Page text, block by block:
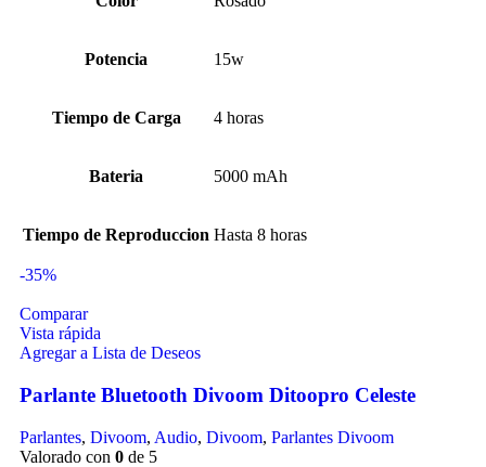
Potencia 15w
Tiempo de Carga 4 horas
Bateria 5000 mAh
Tiempo de Reproduccion Hasta 8 horas
-35%
Comparar
Vista rápida
Agregar a Lista de Deseos
Parlante Bluetooth Divoom Ditoopro Celeste
Parlantes, Divoom, Audio, Divoom, Parlantes Divoom
Valorado con 0 de 5